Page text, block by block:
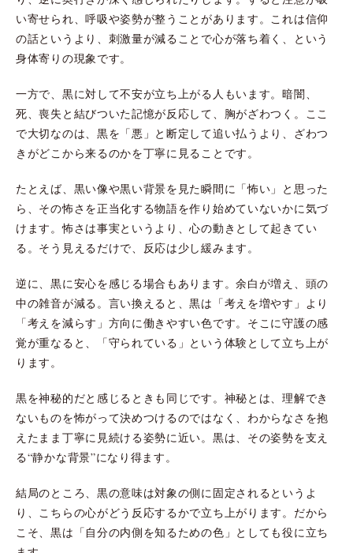
い寄せられ、呼吸や姿勢が整うことがあります。これは信仰
の話というより、刺激量が減ることで心が落ち着く、という
身体寄りの現象です。
一方で、黒に対して不安が立ち上がる人もいます。暗闇、
死、喪失と結びついた記憶が反応して、胸がざわつく。ここ
で大切なのは、黒を「悪」と断定して追い払うより、ざわつ
きがどこから来るのかを丁寧に見ることです。
たとえば、黒い像や黒い背景を見た瞬間に「怖い」と思った
ら、その怖さを正当化する物語を作り始めていないかに気づ
けます。怖さは事実というより、心の動きとして起きてい
る。そう見えるだけで、反応は少し緩みます。
逆に、黒に安心を感じる場合もあります。余白が増え、頭の
中の雑音が減る。言い換えると、黒は「考えを増やす」より
「考えを減らす」方向に働きやすい色です。そこに守護の感
覚が重なると、「守られている」という体験として立ち上が
ります。
黒を神秘的だと感じるときも同じです。神秘とは、理解でき
ないものを怖がって決めつけるのではなく、わからなさを抱
えたまま丁寧に見続ける姿勢に近い。黒は、その姿勢を支え
る“静かな背景”になり得ます。
結局のところ、黒の意味は対象の側に固定されるというよ
り、こちらの心がどう反応するかで立ち上がります。だから
こそ、黒は「自分の内側を知るための色」としても役に立ち